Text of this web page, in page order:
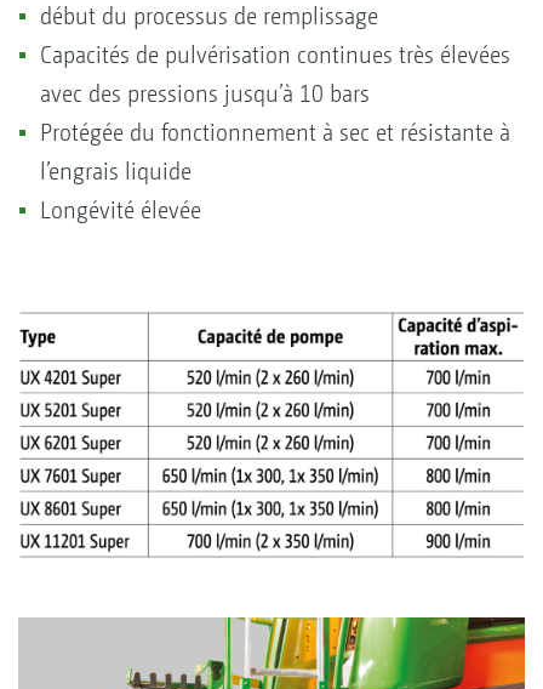
début du processus de remplissage
Capacités de pulvérisation continues très élevées
avec des pressions jusqu’à 10 bars
Protégée du fonctionnement à sec et résistante à
l’engrais liquide
Longévité élevée